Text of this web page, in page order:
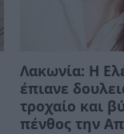
Λακωνία: Η
έπιανε
τροχαίο και
πένθος την